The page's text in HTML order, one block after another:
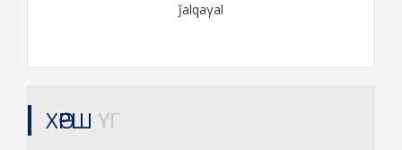
ǰalqaγal
ХӨРШ ҮГ